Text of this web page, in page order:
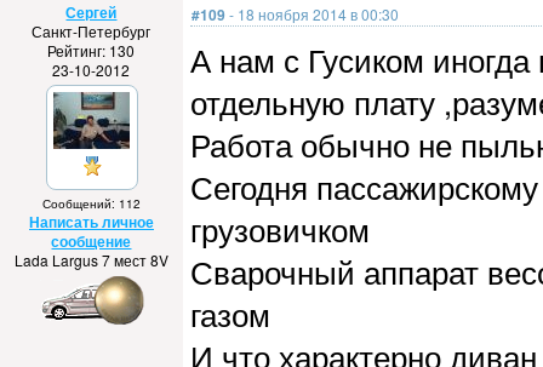
Сергей
Санкт-Петербург
Рейтинг: 130
23-10-2012
Сообщений: 112
Написать личное
сообщение
Lada Largus 7 мест 8V
#109- 18 ноября 2014 в 00:30
А нам с Гусиком
отдельную плату
Работа обычно не
Сегодня
грузовичком
Сварочный аппарат
газом
И что характерно